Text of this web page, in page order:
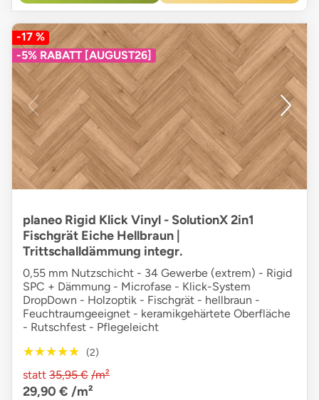
-17 %
-5% RABATT [AUGUST26]
planeo Rigid Klick Vinyl - SolutionX 2in1
Fischgrät Eiche Hellbraun |
Trittschalldämmung integr.
0,55 mm Nutzschicht - 34 Gewerbe (extrem) - Rigid
SPC + Dämmung - Microfase - Klick-System
DropDown - Holzoptik - Fischgrät - hellbraun -
Feuchtraumgeeignet - keramikgehärtete Oberfläche
- Rutschfest - Pflegeleicht
★★★★★
★★★★★ (2)
statt 35,95 € /m²
29,90 € /m²